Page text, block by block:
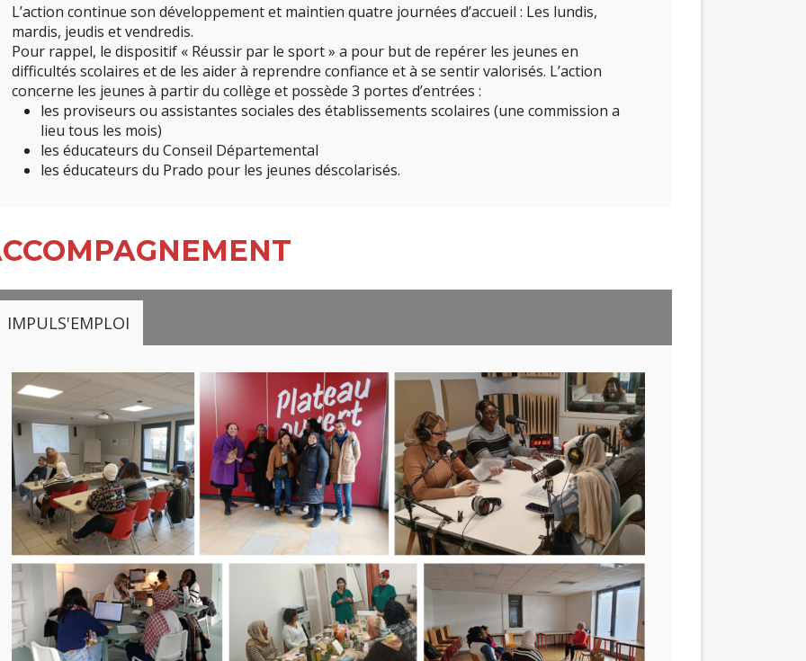
L’action continue son développement et maintien quatre journées d’accueil : Les lundis,
mardis, jeudis et vendredis.
Pour rappel, le dispositif « Réussir par le sport » a pour but de repérer les jeunes en
difficultés scolaires et de les aider à reprendre confiance et à se sentir valorisés. L’action
concerne les jeunes à partir du collège et possède 3 portes d’entrées :
les proviseurs ou assistantes sociales des établissements scolaires (une commission a
lieu tous les mois)
les éducateurs du Conseil Départemental
les éducateurs du Prado pour les jeunes déscolarisés.
IMPULS'EMPLOI